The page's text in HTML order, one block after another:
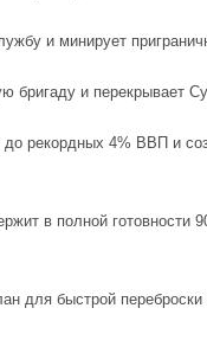
и минирует
и перекрывает
рекордных 4% ВВП и
в полной готовности
для быстрой